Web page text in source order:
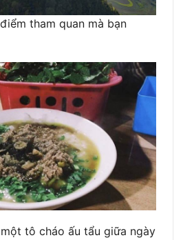
tham quan mà bạn
tô cháo ấu tẩu giữa ngày